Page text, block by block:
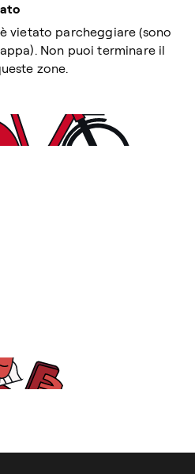
è vietato parcheggiare (sono
Non puoi terminare il
zone.